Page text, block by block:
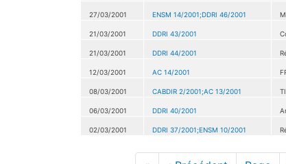
27/03/2001 ENSM 14/2001;DDRI 46/2001
21/03/2001 DDRI 43/2001
21/03/2001 DDRI 44/2001
12/03/2001 AC 14/2001
08/03/2001 CABDIR 2/2001;AC 13/2001
06/03/2001 DDRI 40/2001
02/03/2001 DDRI 37/2001;ENSM 10/2001